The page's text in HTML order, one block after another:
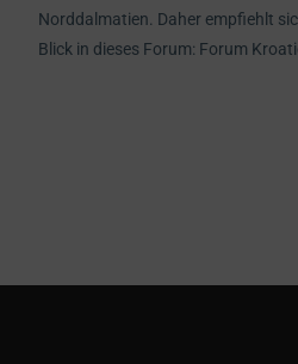
Norddalmatien. Daher empfiehlt
Blick in dieses Forum: Forum